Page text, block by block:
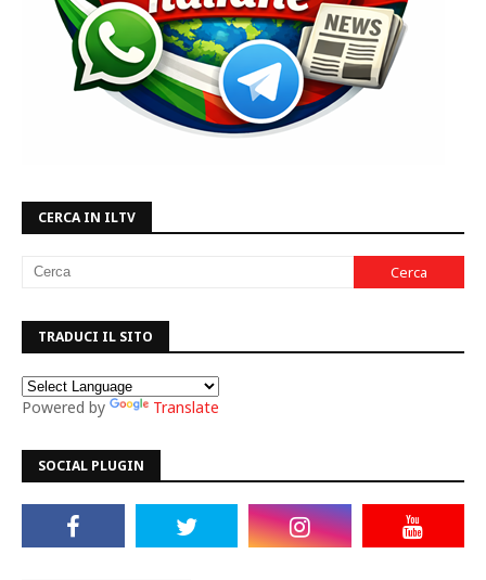
CERCA IN ILTV
TRADUCI IL SITO
Powered by Translate
SOCIAL PLUGIN